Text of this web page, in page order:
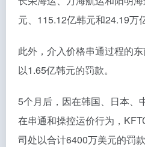
元、115.12亿韩元和24.19万
此外，介入价格串通过程的
以1.65亿韩元的罚款。
5个月后，因在韩国、日本、
在串通和操控运价行为，
司处以合计6400万美元的罚款